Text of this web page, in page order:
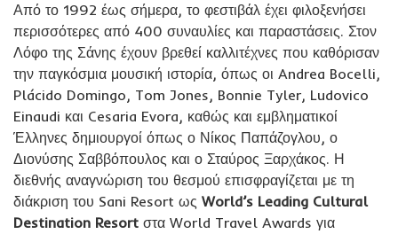
Από το 1992 έως σήμερα, το φεστιβάλ έχει φιλοξενήσει
περισσότερες από 400 συναυλίες και παραστάσεις. Στον
Λόφο της Σάνης έχουν βρεθεί καλλιτέχνες που καθόρισαν
την παγκόσμια μουσική ιστορία, όπως οι Andrea Bocelli,
Plácido Domingo, Tom Jones, Bonnie Tyler, Ludovico
Einaudi και Cesaria Evora, καθώς και εμβληματικοί
Έλληνες δημιουργοί όπως ο Νίκος Παπάζογλου, ο
Διονύσης Σαββόπουλος και ο Σταύρος Ξαρχάκος. Η
διεθνής αναγνώριση του θεσμού επισφραγίζεται με τη
διάκριση του Sani Resort ως World’s Leading Cultural
Destination Resort στα World Travel Awards για